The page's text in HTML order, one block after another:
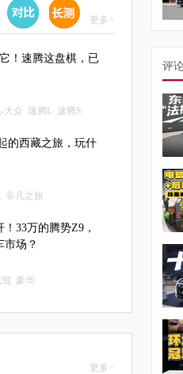
更多>
！速腾这盘棋，已
大众 速腾L 速腾S
的西藏之旅，玩什
非凡之旅
33万的腾势Z9，
市场？
豪华
更多>
评